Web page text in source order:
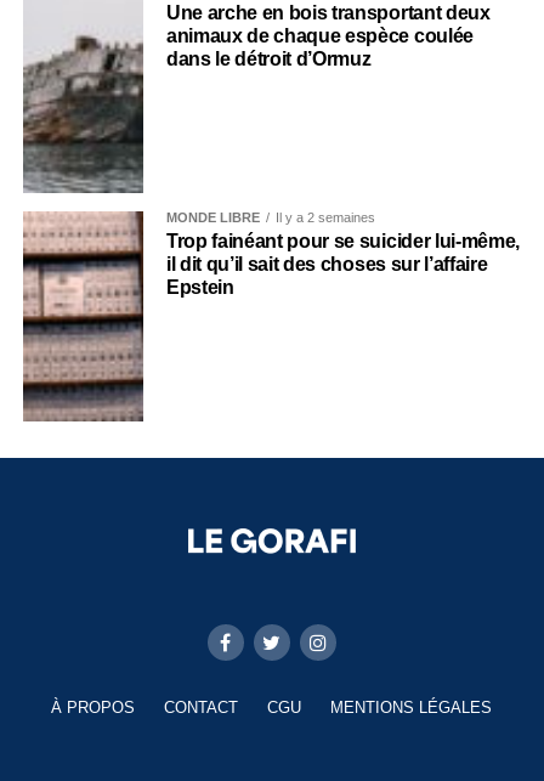
Une arche en bois transportant deux
animaux de chaque espèce coulée
dans le détroit d’Ormuz
MONDE LIBRE Il y a 2 semaines
Trop fainéant pour se suicider lui-même,
il dit qu’il sait des choses sur l’affaire
Epstein
À PROPOS CONTACT CGU MENTIONS LÉGALES